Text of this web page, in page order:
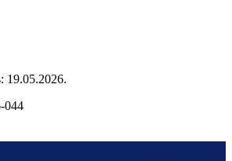
19.05.2026.
044